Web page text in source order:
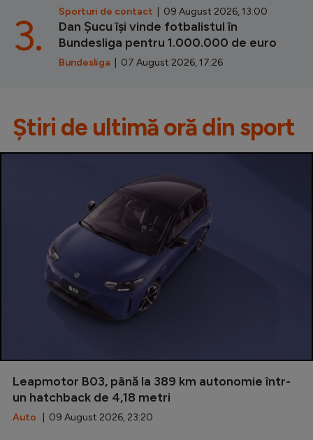
Sporturi de contact | 09 August 2026, 13:00
Dan Șucu își vinde fotbalistul în
Bundesliga pentru 1.000.000 de euro
Bundesliga | 07 August 2026, 17:26
3.
Știri de ultimă oră din sport
Leapmotor B03, până la 389 km autonomie într-
un hatchback de 4,18 metri
Auto | 09 August 2026, 23:20